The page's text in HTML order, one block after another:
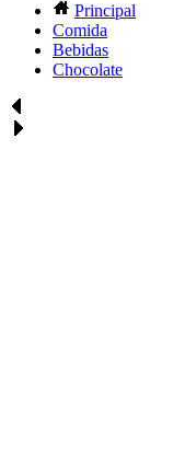
Principal
Comida
Bebidas
Chocolate